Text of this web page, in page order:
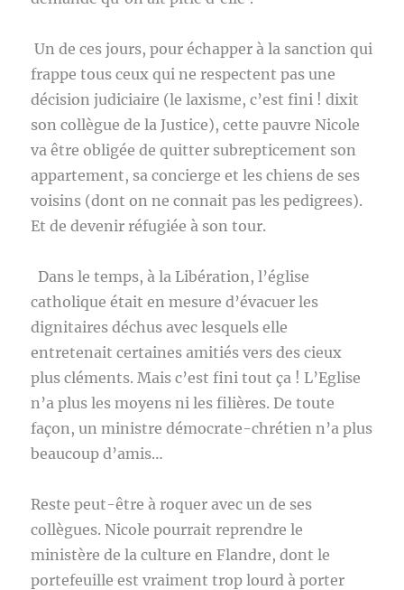
Un de ces jours, pour échapper à la sanction qui
frappe tous ceux qui ne respectent pas une
décision judiciaire (le laxisme, c’est fini ! dixit
son collègue de la Justice), cette pauvre Nicole
va être obligée de quitter subrepticement son
appartement, sa concierge et les chiens de ses
voisins (dont on ne connait pas les pedigrees).
Et de devenir réfugiée à son tour.
Dans le temps, à la Libération, l’église
catholique était en mesure d’évacuer les
dignitaires déchus avec lesquels elle
entretenait certaines amitiés vers des cieux
plus cléments. Mais c’est fini tout ça ! L’Eglise
n’a plus les moyens ni les filières. De toute
façon, un ministre démocrate-chrétien n’a plus
beaucoup d’amis…
Reste peut-être à roquer avec un de ses
collègues. Nicole pourrait reprendre le
ministère de la culture en Flandre, dont le
portefeuille est vraiment trop lourd à porter